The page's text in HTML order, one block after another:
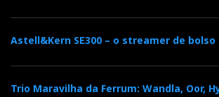
Astell&Kern SE300 – o streamer de bolso
Trio Maravilha da Ferrum: Wandla, Oor,